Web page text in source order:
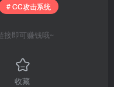
# CC攻击系统
接即可赚钱哦~
收藏